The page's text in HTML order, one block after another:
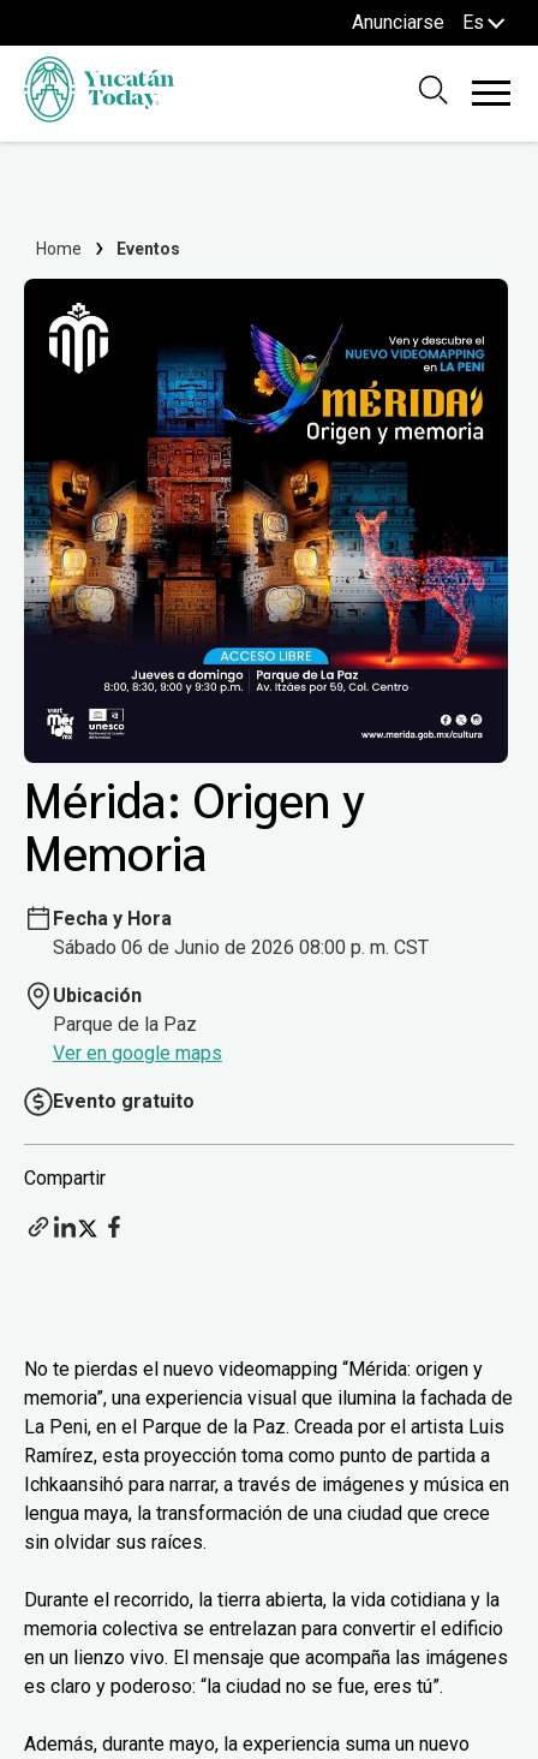
Anunciarse Es
Home Eventos
Mérida: Origen y
Memoria
Fecha y Hora
Sábado 06 de Junio de 2026 08:00 p. m. CST
Ubicación
Parque de la Paz
Ver en google maps
Evento gratuito
Compartir
No te pierdas el nuevo videomapping “Mérida: origen y
memoria”, una experiencia visual que ilumina la fachada de
La Peni, en el Parque de la Paz. Creada por el artista Luis
Ramírez, esta proyección toma como punto de partida a
Ichkaansihó para narrar, a través de imágenes y música en
lengua maya, la transformación de una ciudad que crece
sin olvidar sus raíces.
Durante el recorrido, la tierra abierta, la vida cotidiana y la
memoria colectiva se entrelazan para convertir el edificio
en un lienzo vivo. El mensaje que acompaña las imágenes
es claro y poderoso: “la ciudad no se fue, eres tú”.
Además, durante mayo, la experiencia suma un nuevo